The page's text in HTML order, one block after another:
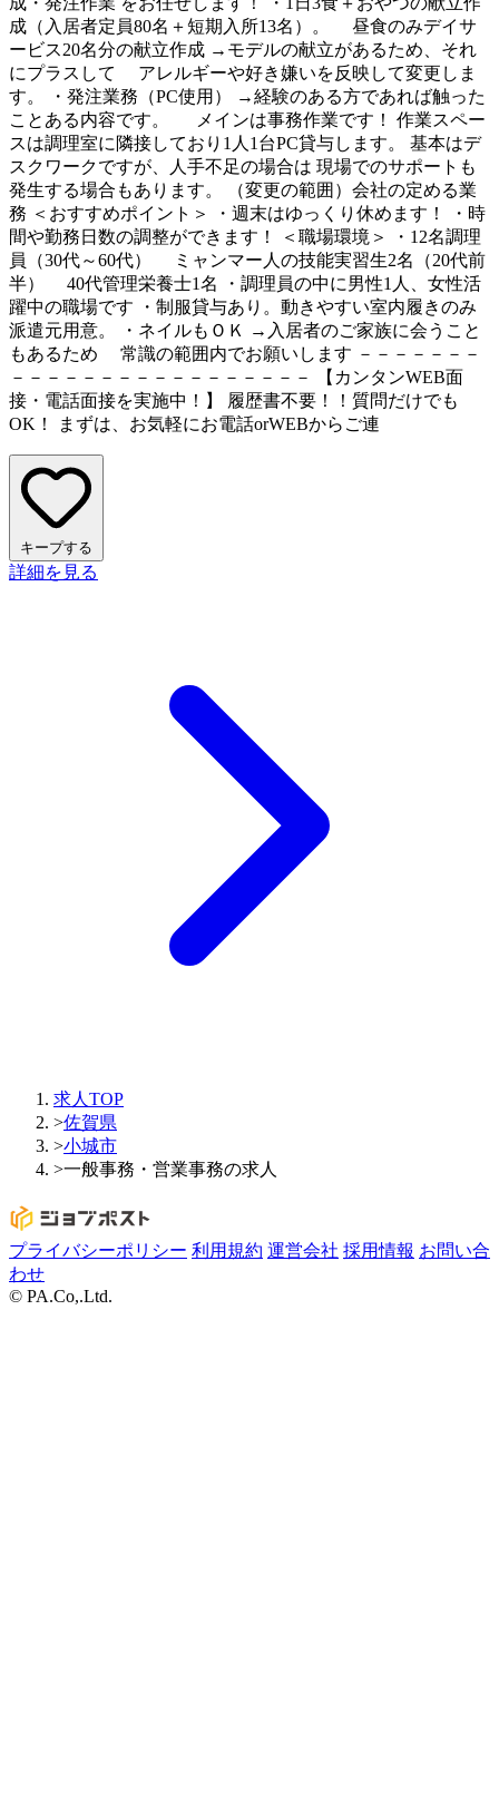
成（入居者定員80名＋短期入所13名）。 昼食のみデイサ
ービス20名分の献立作成 →モデルの献立があるため、それ
にプラスして アレルギーや好き嫌いを反映して変更しま
す。 ・発注業務（PC使用） →経験のある方であれば触った
ことある内容です。 メインは事務作業です！ 作業スペー
スは調理室に隣接しており1人1台PC貸与します。 基本はデ
スクワークですが、人手不足の場合は 現場でのサポートも
発生する場合もあります。 （変更の範囲）会社の定める業
務 ＜おすすめポイント＞ ・週末はゆっくり休めます！ ・時
間や勤務日数の調整ができます！ ＜職場環境＞ ・12名調理
員（30代～60代） ミャンマー人の技能実習生2名（20代前
半） 40代管理栄養士1名 ・調理員の中に男性1人、女性活
躍中の職場です ・制服貸与あり。動きやすい室内履きのみ
派遣元用意。 ・ネイルもＯＫ →入居者のご家族に会うこと
もあるため 常識の範囲内でお願いします －－－－－－－
－－－－－－－－－－－－－－－－－ 【カンタンWEB面
接・電話面接を実施中！】 履歴書不要！！質問だけでも
OK！ まずは、お気軽にお電話orWEBからご連
キープする
詳細を見る
求人TOP
>佐賀県
>小城市
>一般事務・営業事務の求人
プライバシーポリシー 利用規約 運営会社 採用情報 お問い合
わせ
© PA.Co,.Ltd.